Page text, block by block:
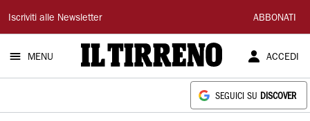
Il
Tirreno
Iscriviti alle Newsletter ABBONATI
MENU ACCEDI
SEGUICI SU DISCOVER